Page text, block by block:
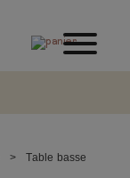
>
Table basse